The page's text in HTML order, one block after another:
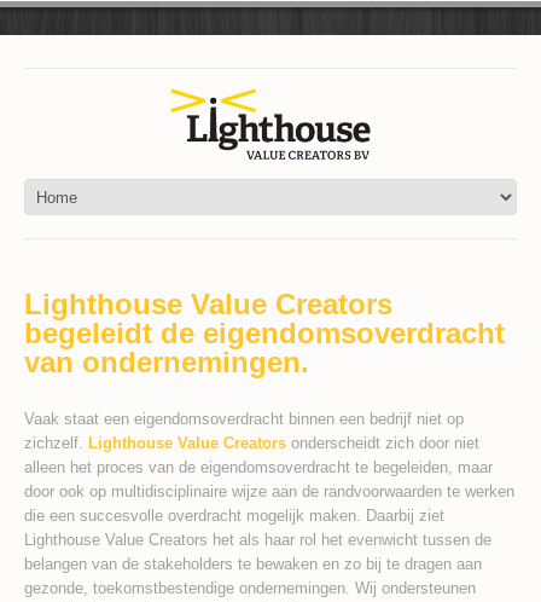
Lighthouse Value Creators
begeleidt de eigendomsoverdracht
van ondernemingen.
Vaak staat een eigendomsoverdracht binnen een bedrijf niet op
zichzelf. Lighthouse Value Creators onderscheidt zich door niet
alleen het proces van de eigendomsoverdracht te begeleiden, maar
door ook op multidisciplinaire wijze aan de randvoorwaarden te werken
die een succesvolle overdracht mogelijk maken. Daarbij ziet
Lighthouse Value Creators het als haar rol het evenwicht tussen de
belangen van de stakeholders te bewaken en zo bij te dragen aan
gezonde, toekomstbestendige ondernemingen. Wij ondersteunen